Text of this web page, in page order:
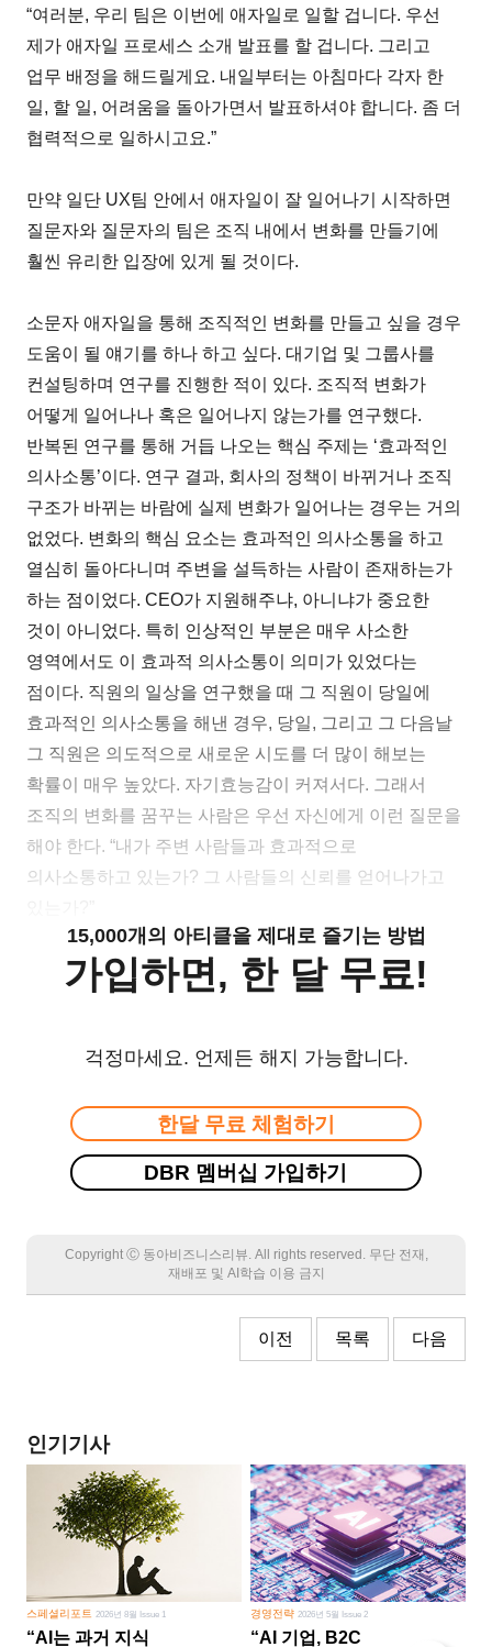
“여러분, 우리 팀은 이번에 애자일로 일할 겁니다. 우선
제가 애자일 프로세스 소개 발표를 할 겁니다. 그리고
업무 배정을 해드릴게요. 내일부터는 아침마다 각자 한
일, 할 일, 어려움을 돌아가면서 발표하셔야 합니다. 좀 더
협력적으로 일하시고요.”
만약 일단 UX팀 안에서 애자일이 잘 일어나기 시작하면
질문자와 질문자의 팀은 조직 내에서 변화를 만들기에
훨씬 유리한 입장에 있게 될 것이다.
소문자 애자일을 통해 조직적인 변화를 만들고 싶을 경우
도움이 될 얘기를 하나 하고 싶다. 대기업 및 그룹사를
컨설팅하며 연구를 진행한 적이 있다. 조직적 변화가
어떻게 일어나나 혹은 일어나지 않는가를 연구했다.
반복된 연구를 통해 거듭 나오는 핵심 주제는 ‘효과적인
의사소통’이다. 연구 결과, 회사의 정책이 바뀌거나 조직
구조가 바뀌는 바람에 실제 변화가 일어나는 경우는 거의
없었다. 변화의 핵심 요소는 효과적인 의사소통을 하고
열심히 돌아다니며 주변을 설득하는 사람이 존재하는가
하는 점이었다. CEO가 지원해주냐, 아니냐가 중요한
것이 아니었다. 특히 인상적인 부분은 매우 사소한
영역에서도 이 효과적 의사소통이 의미가 있었다는
점이다. 직원의 일상을 연구했을 때 그 직원이 당일에
효과적인 의사소통을 해낸 경우, 당일, 그리고 그 다음날
그 직원은 의도적으로 새로운 시도를 더 많이 해보는
확률이 매우 높았다. 자기효능감이 커져서다. 그래서
조직의 변화를 꿈꾸는 사람은 우선 자신에게 이런 질문을
해야 한다. “내가 주변 사람들과 효과적으로
의사소통하고 있는가? 그 사람들의 신뢰를 얻어나가고
15,000개의 아티클을 제대로 즐기는 방법
가입하면, 한 달 무료!
걱정마세요. 언제든 해지 가능합니다.
한달 무료 체험하기
DBR 멤버십 가입하기
Copyright Ⓒ 동아비즈니스리뷰. All rights reserved. 무단 전재,
재배포 및 AI학습 이용 금지
이전 목록 다음
인기기사
스페셜리포트 2026년 8월 Issue 1
“AI는 과거 지식
경영전략 2026년 5월 Issue 2
“AI 기업, B2C